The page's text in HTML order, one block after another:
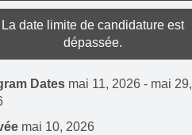
La date limite de candidature est
dépassée.
Dates mai 11, 2026 - mai 29,
mai 10, 2026